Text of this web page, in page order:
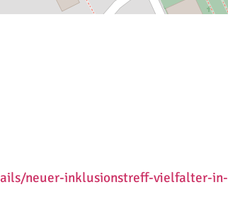
neuer-inklusionstreff-vielfalter-in-